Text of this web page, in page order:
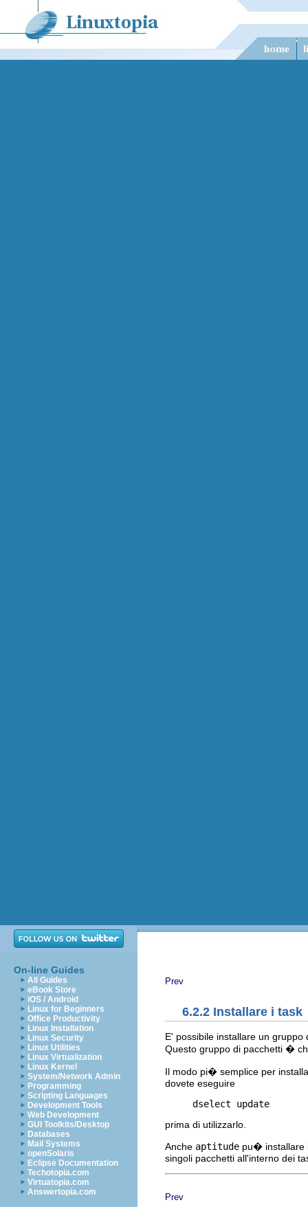
On-line Guides
All Guides
eBook Store
iOS / Android
Linux for Beginners
Office Productivity
Linux Installation
Linux Security
Linux Utilities
Linux Virtualization
Linux Kernel
System/Network Admin
Programming
Scripting Languages
Development Tools
Web Development
GUI Toolkits/Desktop
Databases
Mail Systems
openSolaris
Eclipse Documentation
Techotopia.com
Virtuatopia.com
Answertopia.com
Prev
6.2.2 Installare i task
E' possibile installare un
Questo gruppo di pacchetti �
Il modo pi� semplice per
dovete eseguire
prima di utilizzarlo.
Anche aptitude pu� installare
singoli pacchetti all'interno dei
Prev